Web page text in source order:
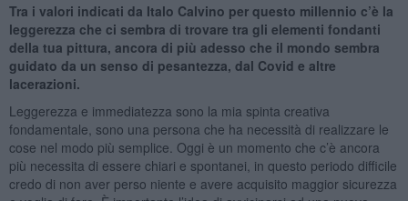
Tra i valori indicati da Italo Calvino per questo millennio c’è la
leggerezza che ci sembra di trovare tra gli elementi fondanti
della tua pittura, ancora di più adesso che il mondo sembra
guidato da un senso di pesantezza, dal Covid e altre
lacerazioni.
Leggerezza e immediatezza sono la mia spinta creativa
fondamentale, sono una persona che ha necessità di realizzare le
cose nel modo più semplice. Oggi è un momento che c’è ancora
più necessita di essere chiari e spontanei, in questo periodo difficile
credo di non aver perso niente e avere acquisito maggior sicurezza